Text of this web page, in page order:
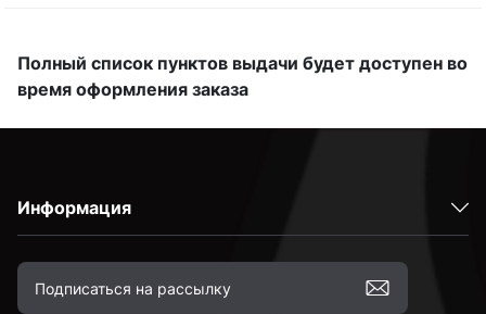
Полный список пунктов выдачи будет доступен во
время оформления заказа
Информация